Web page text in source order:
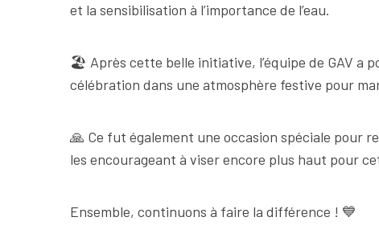
et la sensibilisation à l’importance de l’eau.
🏖️ Après cette belle initiative, l’équipe de GAV a
célébration dans une atmosphère festive pour
🙏 Ce fut également une occasion spéciale pour
les encourageant à viser encore plus haut pour
Ensemble, continuons à faire la différence ! 💙